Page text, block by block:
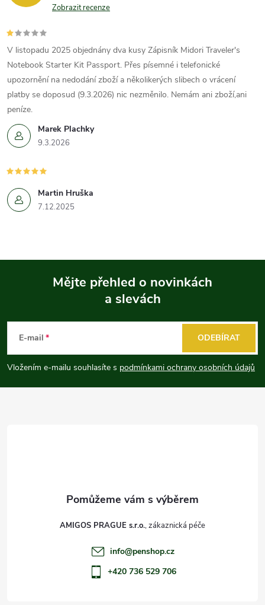
Zobrazit recenze
Marek Plachky
9.3.2026
V listopadu 2025 objednány dva kusy Zápisník Midori Traveler's
Notebook Starter Kit Passport. Přes písemné i telefonické
upozornění na nedodání zboží a několikerých slibech o vrácení
platby se doposud (9.3.2026) nic nezměnilo. Nemám ani zboží,ani
peníze.
Martin Hruška
7.12.2025
p
a
Mějte přehled o novinkách
a slevách
E-mail
Vložením e-mailu souhlasíte s podmínkami ochrany osobních údajů
ODEBÍRAT
AMIGOS PRAGUE s.r.o.
info@penshop.cz
+420 736 529 706